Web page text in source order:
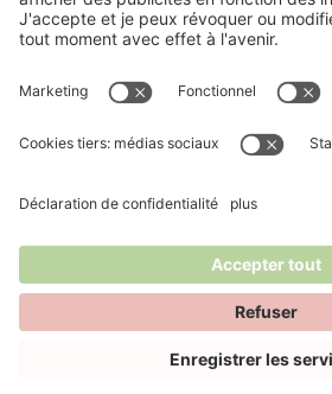
Membres
Partenaires
Fost Plus
Avenue des Olympiades 2
Politique des cookies
Déclaration de